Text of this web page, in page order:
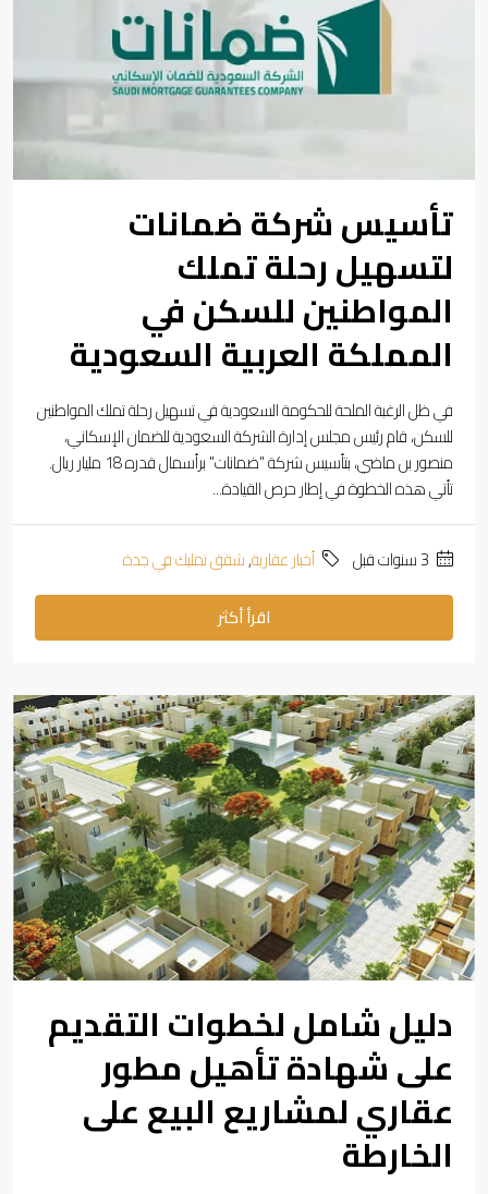
تأسيس شركة ضمانات
لتسهيل رحلة تملك
المواطنين للسكن في
المملكة العربية السعودية
في ظل الرغبة الملحة للحكومة السعودية في تسهيل رحلة تملك المواطنين
للسكن، قام رئيس مجلس إدارة الشركة السعودية للضمان الإسكاني،
منصور بن ماضي، بتأسيس شركة "ضمانات" برأسمال قدره 18 مليار ريال.
تأتي هذه الخطوة في إطار حرص القيادة...
أخبار عقارية,شقق تمليك في جدة
اقرأ أكثر
دليل شامل لخطوات التقديم
على شهادة تأهيل مطور
عقاري لمشاريع البيع على
الخارطة